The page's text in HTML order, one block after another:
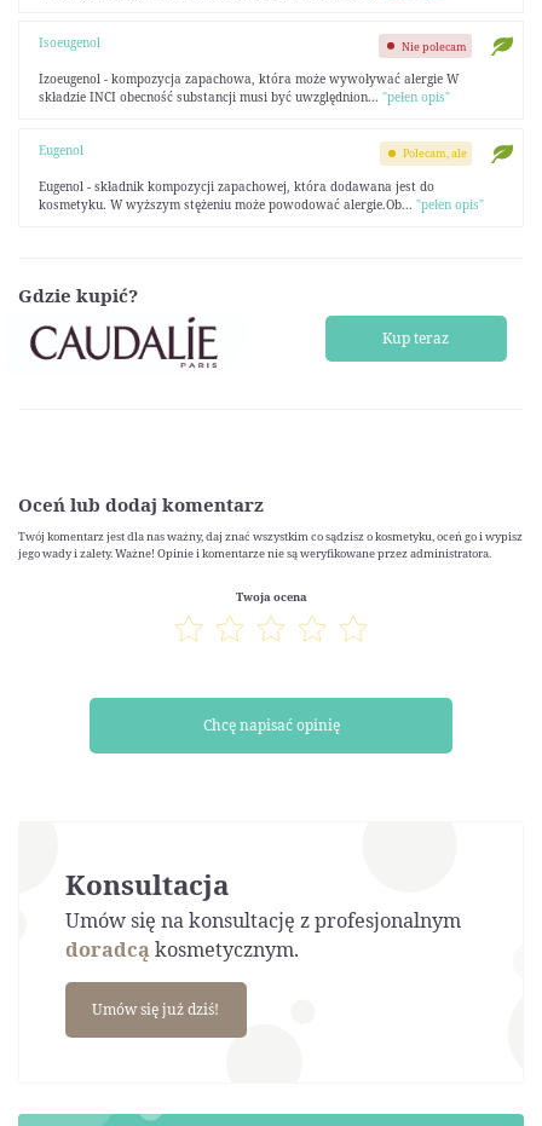
Isoeugenol
Izoeugenol - kompozycja zapachowa, która może wywoływać alergie W
składzie INCI obecność substancji musi być uwzględnion... "pełen opis"
Nie polecam
Eugenol
Eugenol - składnik kompozycji zapachowej, która dodawana jest do
kosmetyku. W wyższym stężeniu może powodować alergie.Ob... "pełen opis"
Polecam, ale
Gdzie kupić?
Kup teraz
Oceń lub dodaj komentarz
Twój komentarz jest dla nas ważny, daj znać wszystkim co sądzisz o kosmetyku, oceń go i wypisz
jego wady i zalety. Ważne! Opinie i komentarze nie są weryfikowane przez administratora.
Twoja ocena
Chcę napisać opinię
Konsultacja
Umów się na konsultację z profesjonalnym
doradcąkosmetycznym.
Umów się już dziś!